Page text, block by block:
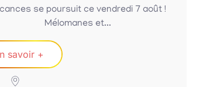
se poursuit ce vendredi 7 août !
Mélomanes et...
savoir +